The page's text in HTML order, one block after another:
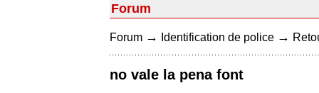
Forum
Forum → Identification de police →
no vale la pena font